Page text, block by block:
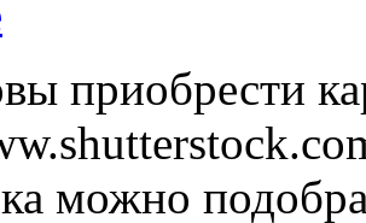
приобрести
можно